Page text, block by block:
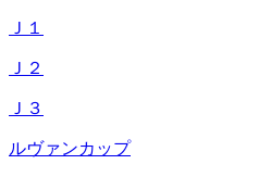
Ｊ１
Ｊ２
Ｊ３
ルヴァンカップ